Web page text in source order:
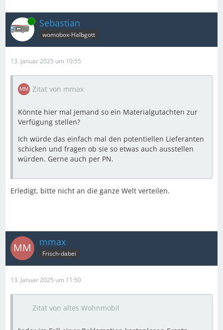
Online Sebastian
womobox-Halbgott
13. Januar 2025 um 10:55
Zitat von mmax
Könnte hier mal jemand so ein Materialgutachten zur
Verfügung stellen?
Ich würde das einfach mal den potentiellen Lieferanten
schicken und fragen ob sie so etwas auch ausstellen
würden. Gerne auch per PN.
Erledigt, bitte nicht an die ganze Welt verteilen.
mmax
Frisch-dabei
13. Januar 2025 um 11:50
Zitat von altes Wohnmobil